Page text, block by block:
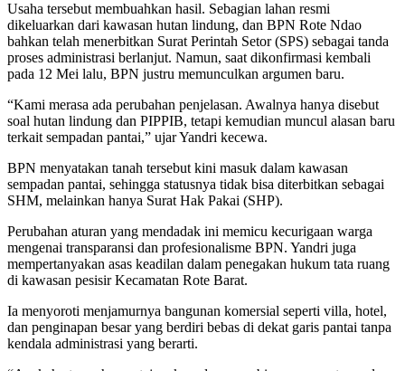
Usaha tersebut membuahkan hasil. Sebagian lahan resmi
dikeluarkan dari kawasan hutan lindung, dan BPN Rote Ndao
bahkan telah menerbitkan Surat Perintah Setor (SPS) sebagai tanda
proses administrasi berlanjut. Namun, saat dikonfirmasi kembali
pada 12 Mei lalu, BPN justru memunculkan argumen baru.
“Kami merasa ada perubahan penjelasan. Awalnya hanya disebut
soal hutan lindung dan PIPPIB, tetapi kemudian muncul alasan baru
terkait sempadan pantai,” ujar Yandri kecewa.
BPN menyatakan tanah tersebut kini masuk dalam kawasan
sempadan pantai, sehingga statusnya tidak bisa diterbitkan sebagai
SHM, melainkan hanya Surat Hak Pakai (SHP).
Perubahan aturan yang mendadak ini memicu kecurigaan warga
mengenai transparansi dan profesionalisme BPN. Yandri juga
mempertanyakan asas keadilan dalam penegakan hukum tata ruang
di kawasan pesisir Kecamatan Rote Barat.
Ia menyoroti menjamurnya bangunan komersial seperti villa, hotel,
dan penginapan besar yang berdiri bebas di dekat garis pantai tanpa
kendala administrasi yang berarti.